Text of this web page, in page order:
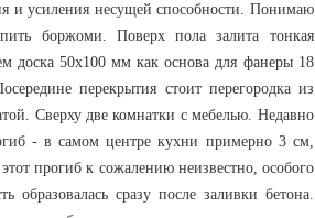
и усиления несущей способности. Понимаю
боржоми. Поверх пола залита тонкая
доска 50х100 мм как основа для фанеры 18
перекрытия стоит перегородка из
Сверху две комнатки с мебелью. Недавно
- в самом центре кухни примерно 3 см,
прогиб к сожалению неизвестно, особого
сразу после заливки бетона.